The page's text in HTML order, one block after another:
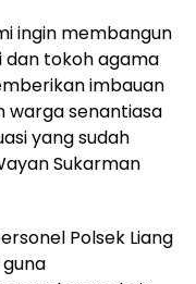
ingin membangun
dan tokoh agama
imbauan
warga senantiasa
yang sudah
Sukarman
Polsek Liang